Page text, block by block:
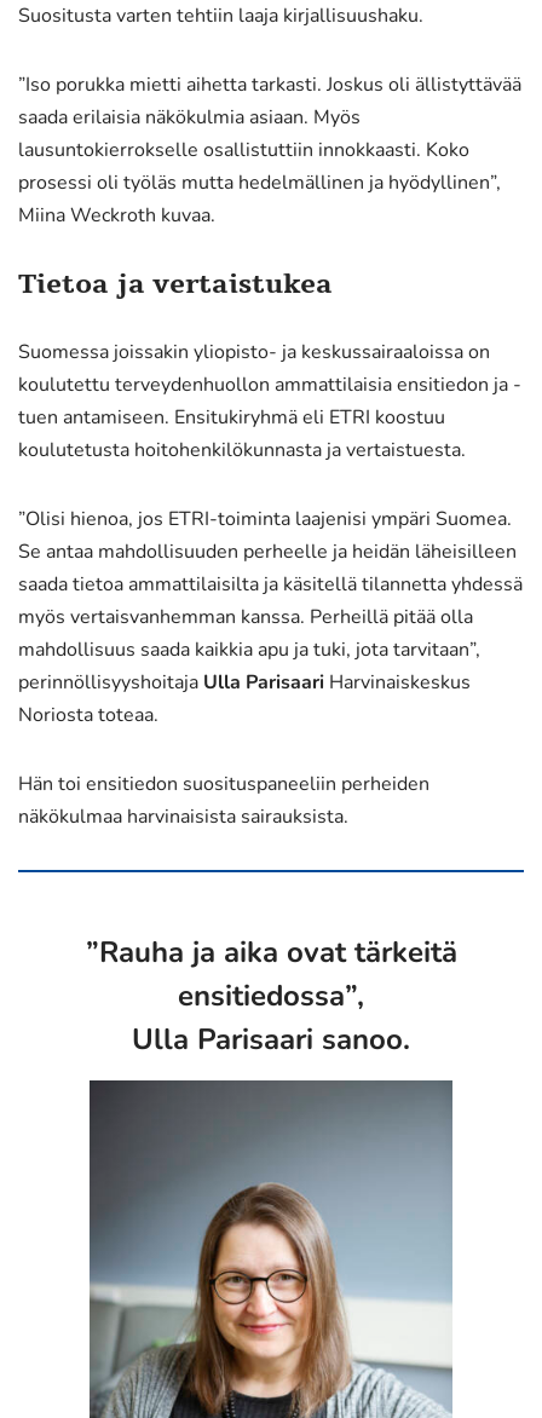
Suositusta varten tehtiin laaja kirjallisuushaku.
”Iso porukka mietti aihetta tarkasti. Joskus oli ällistyttävää
saada erilaisia näkökulmia asiaan. Myös
lausuntokierrokselle osallistuttiin innokkaasti. Koko
prosessi oli työläs mutta hedelmällinen ja hyödyllinen”,
Miina Weckroth kuvaa.
Tietoa ja vertaistukea
Suomessa joissakin yliopisto- ja keskussairaaloissa on
koulutettu terveydenhuollon ammattilaisia ensitiedon ja -
tuen antamiseen. Ensitukiryhmä eli ETRI koostuu
koulutetusta hoitohenkilökunnasta ja vertaistuesta.
”Olisi hienoa, jos ETRI-toiminta laajenisi ympäri Suomea.
Se antaa mahdollisuuden perheelle ja heidän läheisilleen
saada tietoa ammattilaisilta ja käsitellä tilannetta yhdessä
myös vertaisvanhemman kanssa. Perheillä pitää olla
mahdollisuus saada kaikkia apu ja tuki, jota tarvitaan”,
perinnöllisyyshoitaja Ulla Parisaari Harvinaiskeskus
Noriosta toteaa.
Hän toi ensitiedon suosituspaneeliin perheiden
näkökulmaa harvinaisista sairauksista.
”Rauha ja aika ovat tärkeitä
ensitiedossa”,
Ulla Parisaari sanoo.